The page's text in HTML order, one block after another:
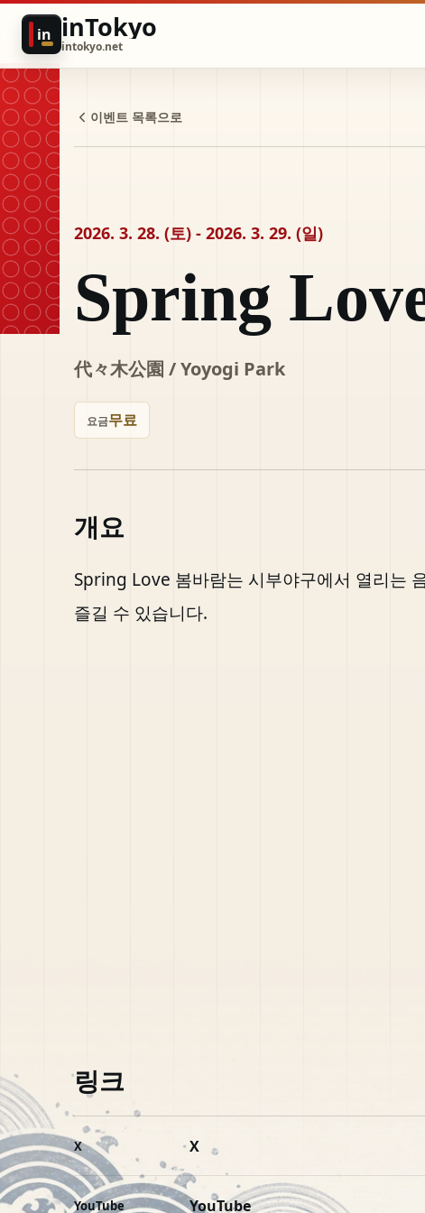
in inTokyo
intokyo.net
이벤트 목록으로
2026. 3. 28. (토) - 2026. 3. 29. (일)
Spring
代々木公園 / Yoyogi Park
요금무료
개요
Spring Love 봄바람는 시부야구에서 열리는
즐길 수 있습니다.
링크
X X
YouTube YouTube